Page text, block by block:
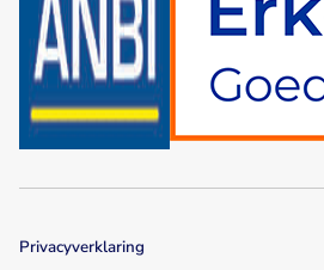
Privacyverklaring